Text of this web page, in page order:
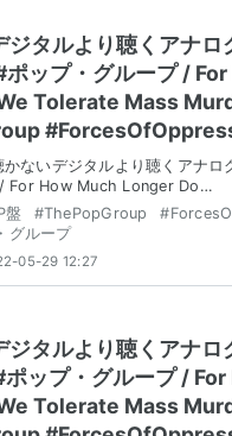
ジタルより聴くアナ
ポップ・グループ /
Tolerate Mass
かないデジタルより聴くアナロ
For How Much Longer Do…
盤 #ThePopGroup #
グループ
05-29 12:27
ジタルより聴くアナ
ポップ・グループ /
Tolerate Mass